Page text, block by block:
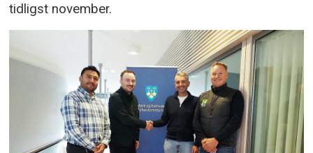
tidligst november.